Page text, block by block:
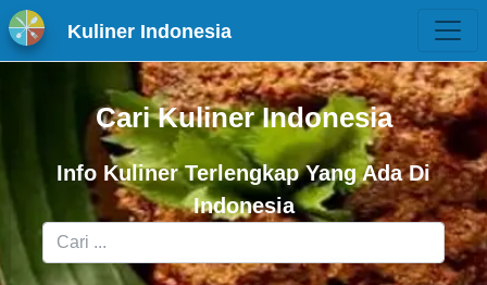
Kuliner Indonesia
Cari Kuliner Indonesia
Info Kuliner Terlengkap Yang Ada Di
Indonesia